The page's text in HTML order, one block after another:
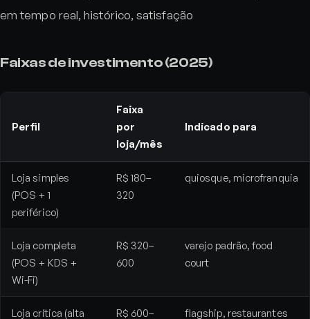
em tempo real, histórico, satisfação
Faixas de investimento (2025)
Perfil
Faixa
por
loja/mês
Indicado para
Loja simples
(POS + 1
periférico)
R$ 180–
320
quiosque, microfranquia
Loja completa
(POS + KDS +
Wi-Fi)
R$ 320–
600
varejo padrão, food
court
Loja crítica (alta R$ 600– flagship, restaurantes